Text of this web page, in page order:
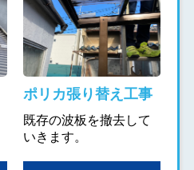
ポリカ張り替え工事
既存の波板を撤去して
いきます。